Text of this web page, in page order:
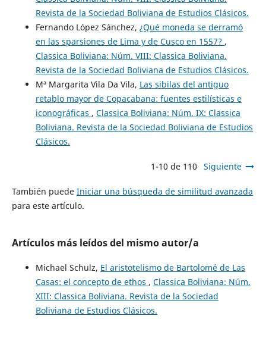
Revista de la Sociedad Boliviana de Estudios Clásicos.
Fernando López Sánchez, ¿Qué moneda se derramó
en las sparsiones de Lima y de Cusco en 1557? ,
Classica Boliviana: Núm. VIII: Classica Boliviana.
Revista de la Sociedad Boliviana de Estudios Clásicos.
Mª Margarita Vila Da Vila, Las sibilas del antiguo
retablo mayor de Copacabana: fuentes estilísticas e
iconográficas , Classica Boliviana: Núm. IX: Classica
Boliviana. Revista de la Sociedad Boliviana de Estudios
Clásicos.
1-10 de 110 Siguiente
También puede Iniciar una búsqueda de similitud avanzada
para este artículo.
Artículos más leídos del mismo autor/a
Michael Schulz, El aristotelismo de Bartolomé de Las
Casas: el concepto de ethos , Classica Boliviana: Núm.
XIII: Classica Boliviana. Revista de la Sociedad
Boliviana de Estudios Clásicos.